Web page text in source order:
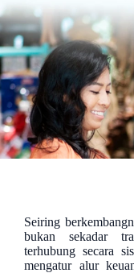
Seiring
bukan sekadar
terhubung secara
mengatur alur